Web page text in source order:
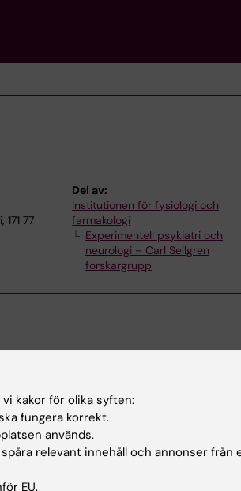
77
Del av:
Institutionen för fysiologi och
farmakologi
Experimentell psykiatri och
neurologi – Carl Sellgren
forskargrupp
Institutet, 2026-
Karolinska Institutet, 2020-2026
kakor för olika syften:
fungera korrekt.
används.
relevant innehåll och annonser från
EU.